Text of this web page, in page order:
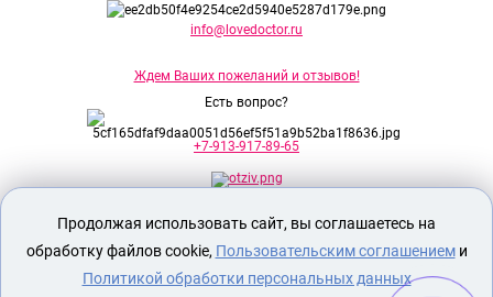
info@lovedoctor.ru
Ждем Ваших пожеланий и отзывов!
Есть вопрос?
+7-913-917-89-65
Секс шоп Доктор Любви предназначен
исключительно для лиц старше 18 лет!
Вся продукция имеет знак EAC
Евразийского соответствия.
Продолжая использовать сайт, вы соглашаетесь на
обработку файлов cookie, Пользовательским соглашениеми
Политикой обработки персональных данных